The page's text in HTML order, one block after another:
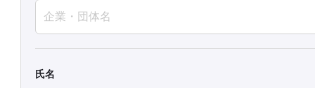
氏名